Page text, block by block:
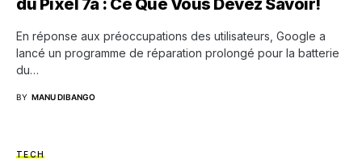
du Pixel 7a : Ce Que Vous Devez Savoir!
En réponse aux préoccupations des utilisateurs, Google a
lancé un programme de réparation prolongé pour la batterie
du…
BY MANU DIBANGO
TECH